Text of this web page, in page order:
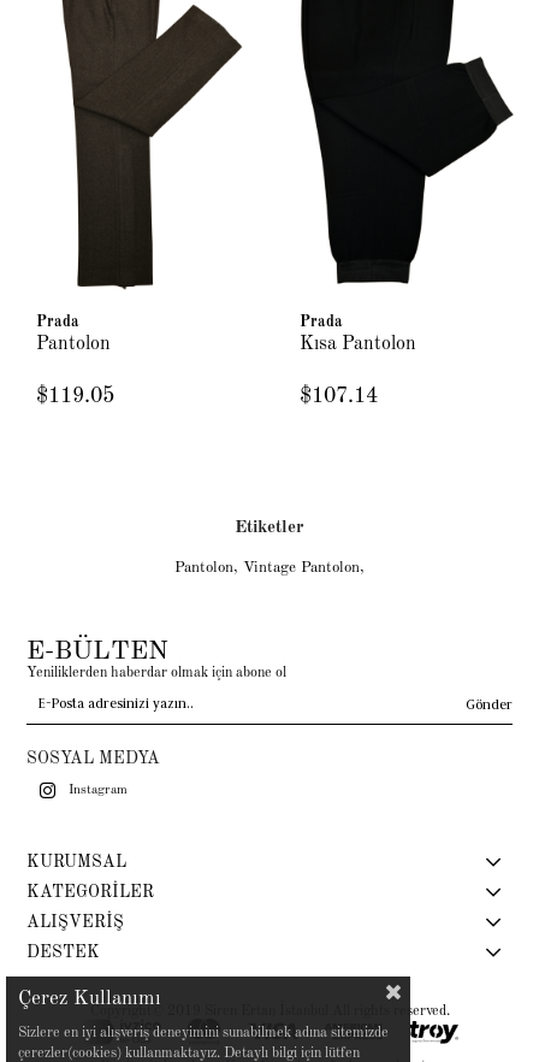
Prada
Pantolon
$119.05
Prada
Kısa Pantolon
$107.14
Etiketler
Pantolon, Vintage Pantolon,
E-BÜLTEN
Yeniliklerden haberdar olmak için abone ol
Gönder
SOSYAL MEDYA
Instagram
KURUMSAL
KATEGORİLER
ALIŞVERİŞ
DESTEK
Copyright© 2019 Siren Ertan İstanbul All rights reserved.
Çerez Kullanımı
Sizlere en iyi alışveriş deneyimini sunabilmek adına sitemizde
çerezler(cookies) kullanmaktayız. Detaylı bilgi için lütfen